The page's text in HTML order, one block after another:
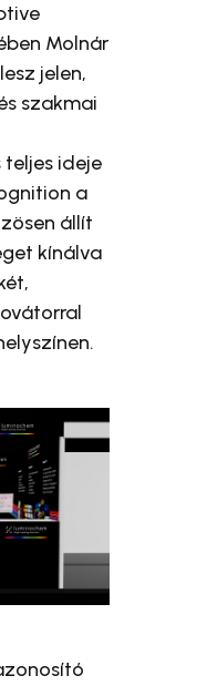
Molnár
jelen,
szakmai
ideje
a
állít
kínálva